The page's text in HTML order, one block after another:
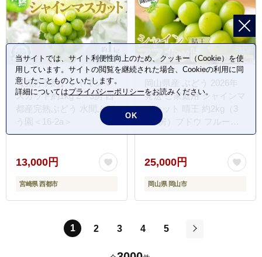
【先行予約】シャインマ
スカット約1kg 2～3房 西
都産完熟ぶどう 水間ぶど
う園＜16-2a＞
13,000円
宮崎県 西都市
岡山県産 ぶどう 2026年
発送 ご家庭用 シャインマ
スカット 晴王 約2kg（3
～6房）ブドウ フルーツ
果物
25,000円
岡山県 岡山市
1 2 3 4
5
当サイトでは、サイト利便性向上のため、クッキー（Cookie）を使
用しています。サイトの閲覧を継続された場合、Cookieの利用に同
意したことものといたします。
詳細についてはプライバシーポリシーをお読みください。
OK